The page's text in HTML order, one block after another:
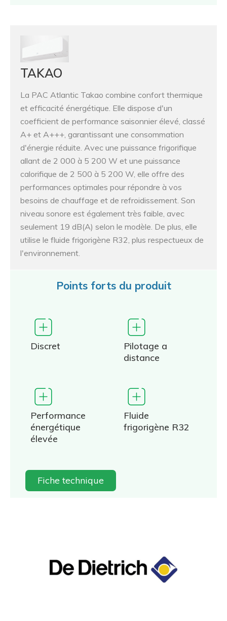
TAKAO
La PAC Atlantic Takao combine confort thermique
et efficacité énergétique. Elle dispose d'un
coefficient de performance saisonnier élevé, classé
A+ et A+++, garantissant une consommation
d'énergie réduite. Avec une puissance frigorifique
allant de 2 000 à 5 200 W et une puissance
calorifique de 2 500 à 5 200 W, elle offre des
performances optimales pour répondre à vos
besoins de chauffage et de refroidissement. Son
niveau sonore est également très faible, avec
seulement 19 dB(A) selon le modèle. De plus, elle
utilise le fluide frigorigène R32, plus respectueux de
l'environnement.
Points forts du produit
Discret
Pilotage a
distance
Performance
énergétique
élevée
Fluide
frigorigène R32
Fiche technique